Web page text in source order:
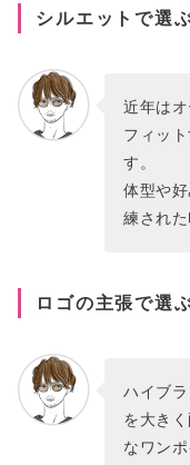
シルエットで選
近年は
フィッ
す。
体型や
練された
ロゴの主張で選
ハイブ
を大き
なワン